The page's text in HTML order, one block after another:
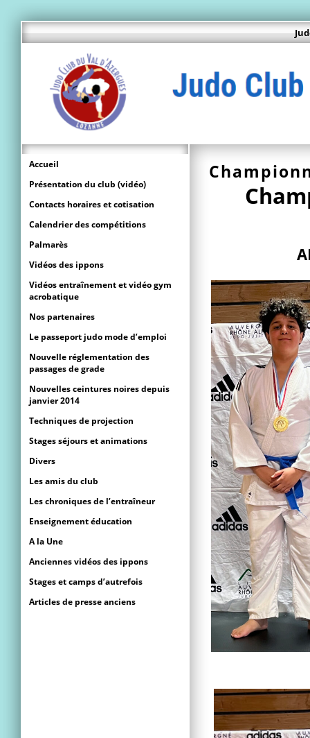
Accueil
Présentation du club (vidéo)
Contacts horaires et cotisation
Calendrier des compétitions
Palmarès
Vidéos des ippons
Vidéos entraînement et vidéo gym
acrobatique
Nos partenaires
Le passeport judo mode d’emploi
Nouvelle réglementation des
passages de grade
Nouvelles ceintures noires depuis
janvier 2014
Techniques de projection
Stages séjours et animations
Divers
Les amis du club
Les chroniques de l’entraîneur
Enseignement éducation
A la Une
Anciennes vidéos des ippons
Stages et camps d’autrefois
Articles de presse anciens